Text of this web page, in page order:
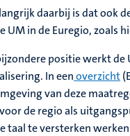
daarbij is dat ook
UM in de Euregio, zoals
positie werkt de
In eenoverzicht
van deze
de regio als
taal te versterken